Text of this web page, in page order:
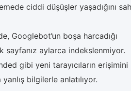
ciddi düşüşler yaşadığını
Googlebot’un boşa harcadığı
aylarca indekslenmiyor.
gibi yeni tarayıcıların erişimini
bilgilerle anlatılıyor.